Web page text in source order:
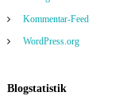
Kommentar-Feed
WordPress.org
Blogstatistik